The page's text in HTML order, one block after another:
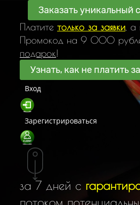
Заказать уникальный
Платите только за заявки ,
Промокод на 9 000
подарок!
Узнать, как не платить
Вход
Зарегистрироваться
за 7 дней с
потоком